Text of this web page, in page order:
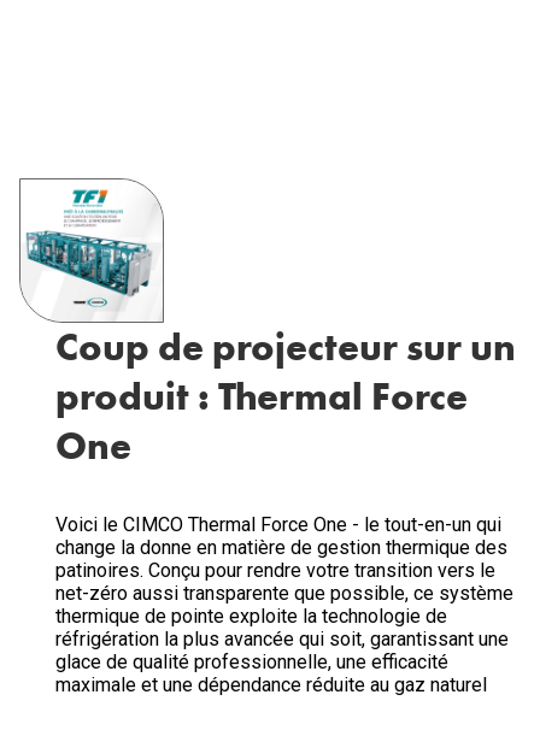
Coup de projecteur sur un
produit : Thermal Force
One
Voici le CIMCO Thermal Force One - le tout-en-un qui
change la donne en matière de gestion thermique des
patinoires. Conçu pour rendre votre transition vers le
net-zéro aussi transparente que possible, ce système
thermique de pointe exploite la technologie de
réfrigération la plus avancée qui soit, garantissant une
glace de qualité professionnelle, une efficacité
maximale et une dépendance réduite au gaz naturel